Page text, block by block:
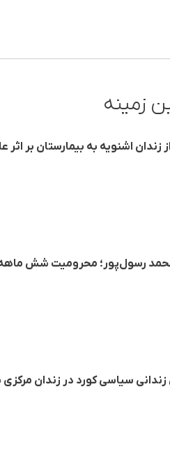
زمینه
زندان اشنویه به بیمارستان بر اثر
محمد رسول‌پور؛ محرومیت شش
سیاسی کورد در زندان مرکزی